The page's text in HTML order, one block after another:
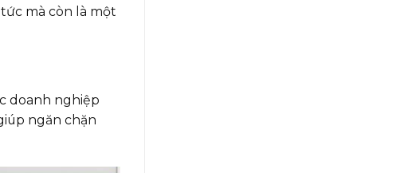
mà còn là một
doanh nghiệp
ngăn chặn